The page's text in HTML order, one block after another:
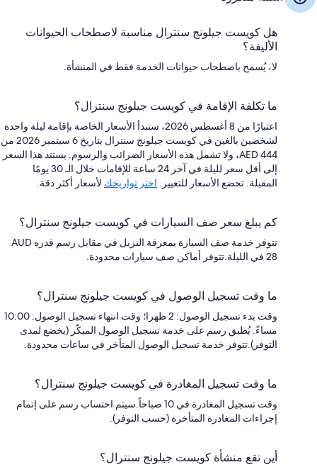
هل كويست جيلونج سنترال مناسبة لاصطحاب الحيوانات
الأليفة؟
لا، يُسمح باصطحاب حيوانات الخدمة فقط في المنشأة.
ما تكلفة الإقامة في كويست جيلونج سنترال؟
اعتبارًا من 8 أغسطس 2026، ستبدأ الأسعار الخاصة بإقامة ليلة واحدة
لشخصين بالغين في كويست جيلونج سنترال بتاريخ 6 سبتمبر 2026 من
AED 444، ولا تشمل هذه الأسعار الضرائب والرسوم. يستند هذا السعر
إلى أقل سعر لليلة في آخر 24 ساعة للإقامات خلال الـ 30 يومًا
المقبلة. تخضع الأسعار للتغيير. اختر تواريخك لأسعار أكثر دقة.
كم يبلغ سعر صف السيارات في كويست جيلونج سنترال؟
تتوفر خدمة صف السيارة بمعرفة النزيل في مقابل رسم قدره AUD
28 في الليلة.تتوفر أماكن صف سيارات محدودة.
ما وقت تسجيل الوصول في كويست جيلونج سنترال؟
وقت بدء تسجيل الوصول: 2 ظهرا؛ وقت انتهاء تسجيل الوصول: 10:00
مساءً. يُطبق رسم على خدمة تسجيل الوصول المبكّر (يخضع لمدى
التوفر).تتوفر خدمة تسجيل الوصول المتأخر في ساعات محدودة.
ما وقت تسجيل المغادرة في كويست جيلونج سنترال؟
وقت تسجيل المغادرة في 10 صباحاً.سيتم احتساب رسم على إتمام
إجراءات المغادرة المتأخرة (حسب التوفر).
أين تقع منشأة كويست جيلونج سنترال؟